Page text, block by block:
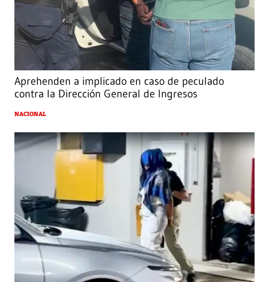
Aprehenden a implicado en caso de peculado
contra la Dirección General de Ingresos
NACIONAL